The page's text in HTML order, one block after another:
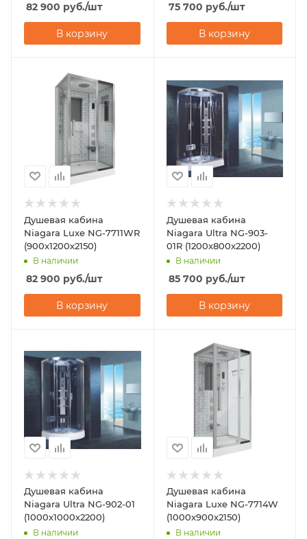
82 900 руб./шт
В корзину
75 700 руб./шт
В корзину
Душевая кабина
Niagara Luxe NG-7711WR
(900x1200х2150)
В наличии
82 900 руб./шт
В корзину
Душевая кабина
Niagara Ultra NG-903-
01R (1200х800х2200)
В наличии
85 700 руб./шт
В корзину
Душевая кабина
Niagara Ultra NG-902-01
(1000х1000х2200)
В наличии
Душевая кабина
Niagara Luxe NG-7714W
(1000x900х2150)
В наличии